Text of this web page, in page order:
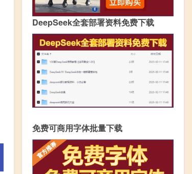
DeepSeek全套部署资料免费下载
免费可商用字体批量下载